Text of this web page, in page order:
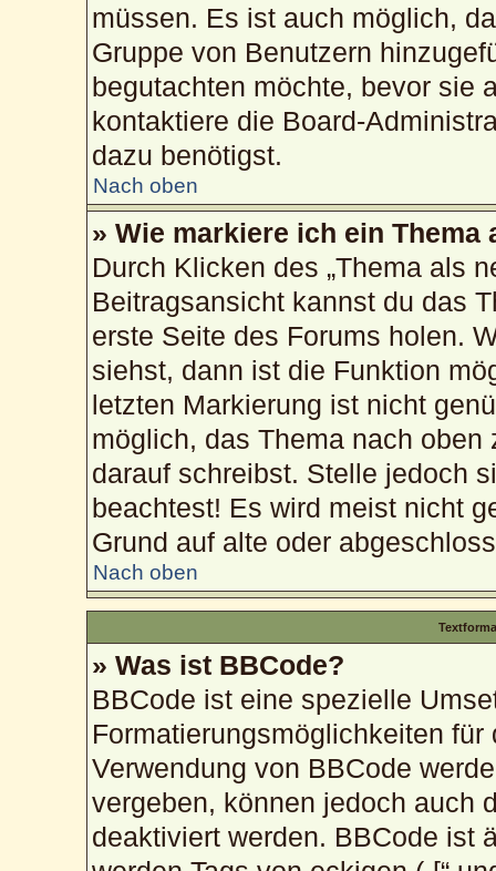
müssen. Es ist auch möglich,
Gruppe von Benutzern
begutachten möchte, bevor sie
kontaktiere die Board-
dazu benötigst.
Nach oben
» Wie markiere ich ein Thema
Durch Klicken des „Thema als
Beitragsansicht kannst du das
erste Seite des Forums holen.
siehst, dann ist die Funktion
letzten Markierung ist nicht
möglich, das Thema nach
darauf schreibst. Stelle jedoch
beachtest! Es wird meist nicht
Grund auf alte oder
Nach oben
» Was ist BBCode?
BBCode ist eine spezielle
Formatierungsmöglichkeiten
Verwendung von BBCode
vergeben, können jedoch auch
deaktiviert werden. BBCode ist